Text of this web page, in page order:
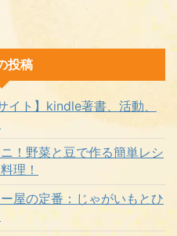
投稿
イト】kindle著書、活動、
！野菜と豆で作る簡単レシ
理！
屋の定番：じゃがいもとひ